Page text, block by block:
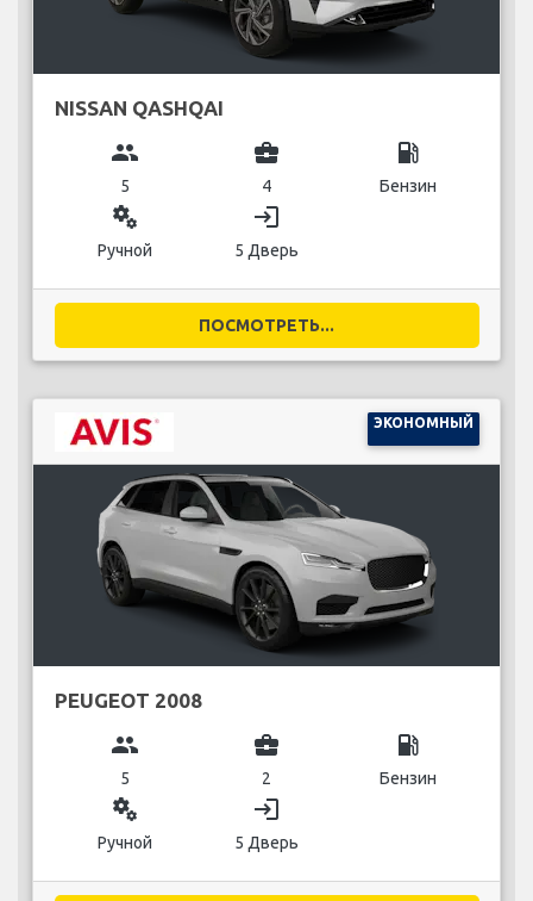
NISSAN QASHQAI
group
5
business_center
4
local_gas_station
Бензин
miscellaneous_services
Ручной
login
5 Дверь
ПОСМОТРЕТЬ...
ЭКОНОМНЫЙ
PEUGEOT 2008
group
5
business_center
2
local_gas_station
Бензин
miscellaneous_services
Ручной
login
5 Дверь